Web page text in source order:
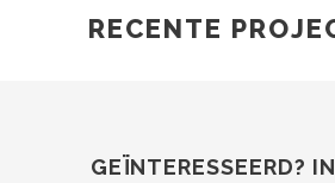
RECENTE
GEÏNTERESSEERD?